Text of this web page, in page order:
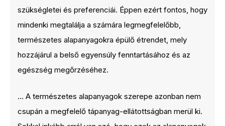
szükségletei és preferenciái. Éppen ezért fontos, hogy
mindenki megtalálja a számára legmegfelelőbb,
természetes alapanyagokra épülő étrendet, mely
hozzájárul a belső egyensúly fenntartásához és az
egészség megőrzéséhez.
… A természetes alapanyagok szerepe azonban nem
csupán a megfelelő tápanyag-ellátottságban merül ki.